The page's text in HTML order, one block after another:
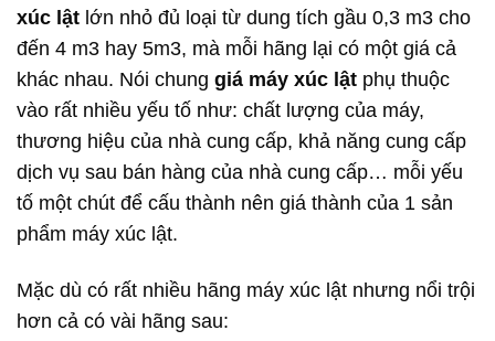
xúc lật lớn nhỏ đủ loại từ dung tích gầu 0,3 m3 cho
đến 4 m3 hay 5m3, mà mỗi hãng lại có một giá cả
khác nhau. Nói chung giá máy xúc lật phụ thuộc
vào rất nhiều yếu tố như: chất lượng của máy,
thương hiệu của nhà cung cấp, khả năng cung cấp
dịch vụ sau bán hàng của nhà cung cấp… mỗi yếu
tố một chút để cấu thành nên giá thành của 1 sản
phẩm máy xúc lật.
Mặc dù có rất nhiều hãng máy xúc lật nhưng nổi trội
hơn cả có vài hãng sau: